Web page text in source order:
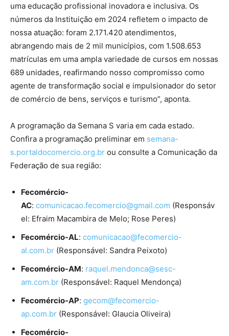
uma educação profissional inovadora e inclusiva. Os
números da Instituição em 2024 refletem o impacto de
nossa atuação: foram 2.171.420 atendimentos,
abrangendo mais de 2 mil municípios, com 1.508.653
matrículas em uma ampla variedade de cursos em nossas
689 unidades, reafirmando nosso compromisso como
agente de transformação social e impulsionador do setor
de comércio de bens, serviços e turismo”, aponta.
A programação da Semana S varia em cada estado.
Confira a programação preliminar em semana-
s.portaldocomercio.org.br ou consulte a Comunicação da
Federação de sua região:
Fecomércio-
AC: comunicacao.fecomercio@gmail.com (Responsáv
el: Efraim Macambira de Melo; Rose Peres)
Fecomércio-AL: comunicacao@fecomercio-
al.com.br (Responsável: Sandra Peixoto)
Fecomércio-AM: raquel.mendonca@sesc-
am.com.br (Responsável: Raquel Mendonça)
Fecomércio-AP: gecom@fecomercio-
ap.com.br (Responsável: Glaucia Oliveira)
Fecomércio-